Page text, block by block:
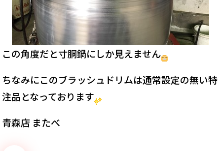
この角度だと寸胴鍋にしか見えません
ちなみにこのブラッシュドリムは通常設定の無い特
注品となっております
青森店 またべ